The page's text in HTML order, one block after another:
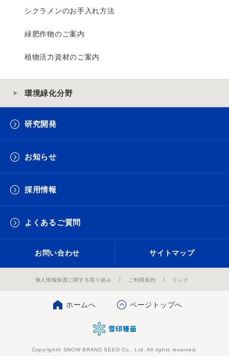
シクラメンのお手入れ方法
緑肥作物のご案内
植物活力資材のご案内
環境緑化分野
研究開発
お知らせ
採用情報
よくあるご質問
お問い合わせ サイトマップ
ホームへ ページトップへ
個人情報保護に関する取り組み ご利用規約 リンク
Copyright© SNOW BRAND SEED Co., Ltd. All rights reserved.